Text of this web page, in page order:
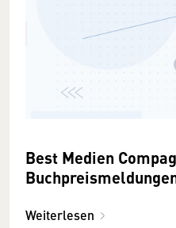
Best Medien
Weiterlesen